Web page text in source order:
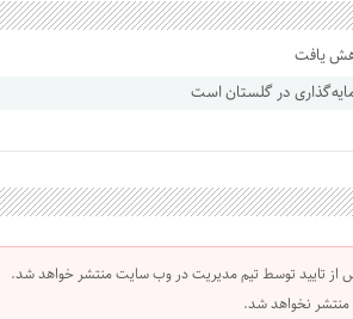
از تایید توسط تیم مدیریت در وب سایت منتشر خواهد شد.
منتشر نخواهد شد.